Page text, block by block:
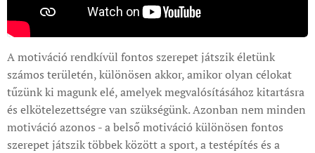
A motiváció rendkívül fontos szerepet játszik életünk
számos területén, különösen akkor, amikor olyan célokat
tűzünk ki magunk elé, amelyek megvalósításához kitartásra
és elkötelezettségre van szükségünk. Azonban nem minden
motiváció azonos - a belső motiváció különösen fontos
szerepet játszik többek között a sport, a testépítés és a